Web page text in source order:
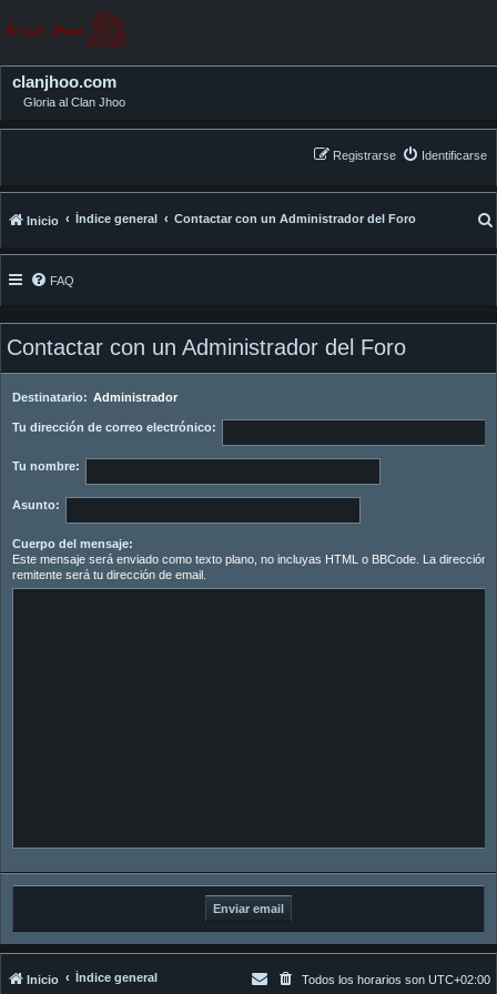
clanjhoo.com
Gloria al Clan Jhoo
Identificarse
Registrarse
Inicio Índice general Contactar con un Administrador del Foro
FAQ
Contactar con un Administrador del Foro
Destinatario: Administrador
Tu dirección de correo electrónico:
Tu nombre:
Asunto:
Cuerpo del mensaje:
Este mensaje será enviado como texto plano, no incluyas HTML o BBCode. La dirección
remitente será tu dirección de email.
Inicio Índice general Todos los horarios son UTC+02:00